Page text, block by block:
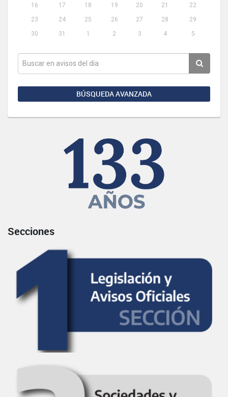
16
17 18 19 20 21
22
23
24 25 26 27 28
29
30
31 1 2 3 4 5
BÚSQUEDA AVANZADA
Secciones